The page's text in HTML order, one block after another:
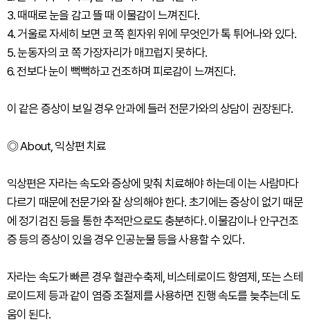
3. 때때로 눈을 감고 뜰 때 이물감이 느껴진다.
4. 거울로 자세히 보면 코 쪽 흰자위 위에 무엇인가 톡 튀어나와 있다.
5. 눈동자의 코 쪽 가장자리가 매끄럽지 못하다.
6. 전보다 눈이 뻑뻑하고 건조하며 피로감이 느껴진다.
이 같은 증상이 보일 경우 안과에 들러 전문가와의 상담이 권장된다.
◎ About, 익상편 치료
익상편은 자라는 속도와 증상에 맞춰 치료해야 하는데 이는 사람마다
다르기 때문에 전문가와 잘 상의해야 한다. 초기에는 증상이 없기 때문
에 정기검진 등을 통한 추적만으로도 충분하다. 이물감이나 안구건조
증 등의 증상이 있을 경우 인공눈물 등을 사용할 수 있다.
자라는 속도가 빠른 경우 혈관수축제, 비스테로이드 항염제, 또는 스테
로이드제 등과 같이 염증 조절제를 사용하면 진행 속도를 늦추는데 도
움이 된다.